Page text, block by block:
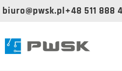
biuro@pwsk.pl+48 511 888